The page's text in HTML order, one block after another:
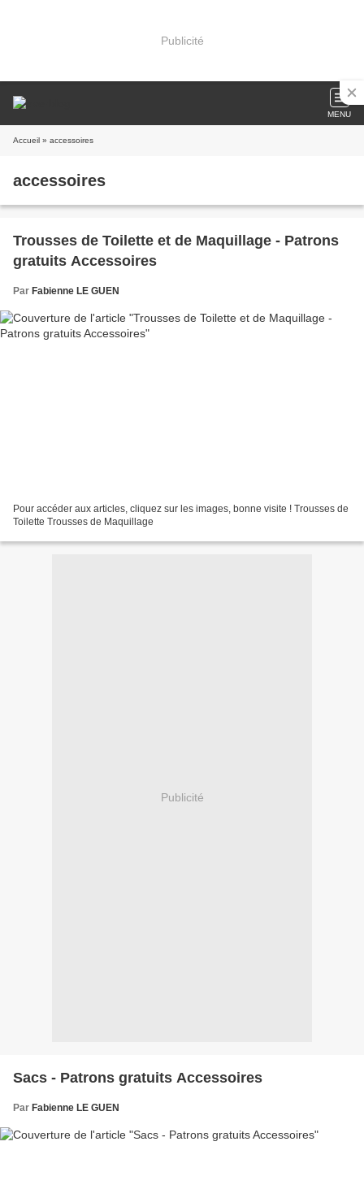
Publicité
MENU
Accueil » accessoires
accessoires
Trousses de Toilette et de Maquillage - Patrons
gratuits Accessoires
Par Fabienne LE GUEN
Pour accéder aux articles, cliquez sur les images, bonne visite ! Trousses de
Toilette Trousses de Maquillage
Publicité
Sacs - Patrons gratuits Accessoires
Par Fabienne LE GUEN